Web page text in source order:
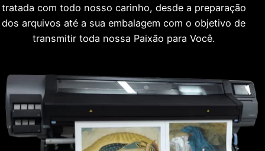
tratada com todo nosso carinho, desde a preparação
dos arquivos até a sua embalagem com o objetivo de
transmitir toda nossa Paixão para Você.